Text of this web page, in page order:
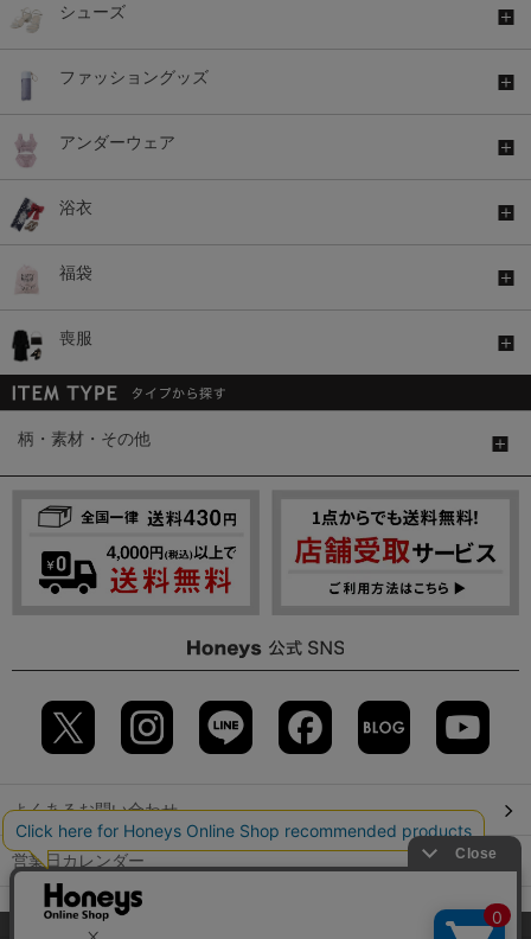
シューズ
ファッショングッズ
アンダーウェア
浴衣
福袋
喪服
柄・素材・その他
よくあるお問い合わせ
営業日カレンダー
店舗検索